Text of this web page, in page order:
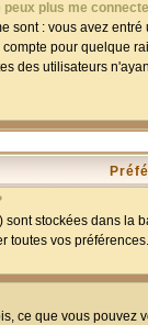
plus me
sont : vous avez
pour quelque
des utilisateurs
stockées dans la
toutes vos préférences.
ce que vous